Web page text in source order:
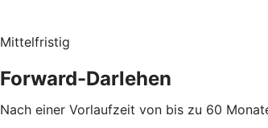
Mittelfristig
Forward-Darlehen
Nach einer Vorlaufzeit von bis zu 60